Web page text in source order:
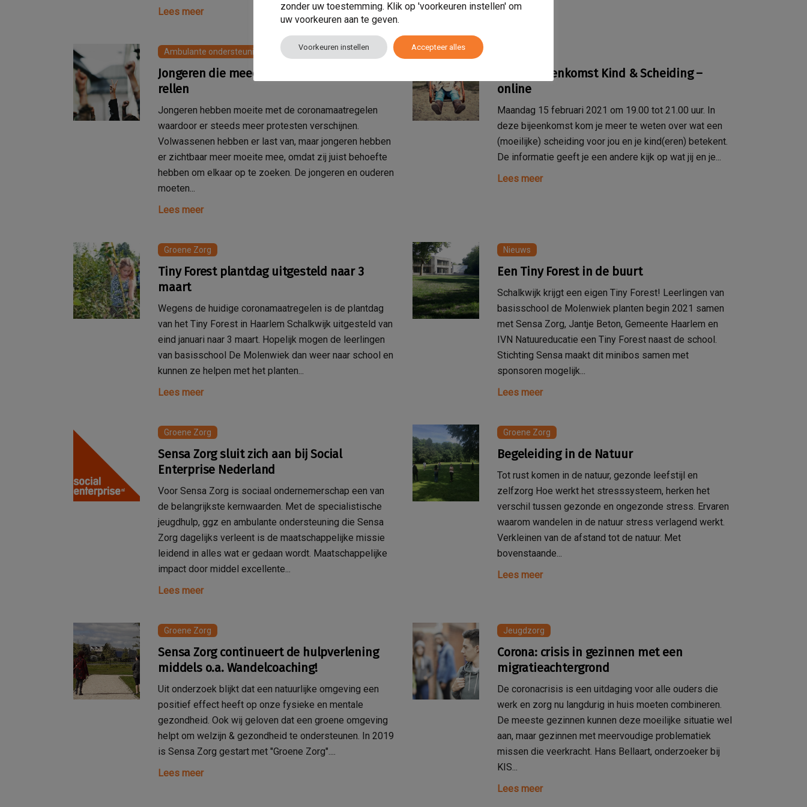
Lees meer
Ambulante ondersteuning jeugd
Jongeren die meedoen met de avondklok
rellen
Jongeren hebben moeite met de coronamaatregelen
waardoor er steeds meer protesten verschijnen.
Volwassenen hebben er last van, maar jongeren hebben
er zichtbaar meer moeite mee, omdat zij juist behoefte
hebben om elkaar op te zoeken. De jongeren en ouderen
moeten...
Lees meer
Ouderbijeenkomst Kind & Scheiding –
online
Maandag 15 februari 2021 om 19.00 tot 21.00 uur. In
deze bijeenkomst kom je meer te weten over wat een
(moeilijke) scheiding voor jou en je kind(eren) betekent.
De informatie geeft je een andere kijk op wat jij en je...
Lees meer
Groene Zorg
Tiny Forest plantdag uitgesteld naar 3
maart
Wegens de huidige coronamaatregelen is de plantdag
van het Tiny Forest in Haarlem Schalkwijk uitgesteld van
eind januari naar 3 maart. Hopelijk mogen de leerlingen
van basisschool De Molenwiek dan weer naar school en
kunnen ze helpen met het planten...
Lees meer
Nieuws
Een Tiny Forest in de buurt
Schalkwijk krijgt een eigen Tiny Forest! Leerlingen van
basisschool de Molenwiek planten begin 2021 samen
met Sensa Zorg, Jantje Beton, Gemeente Haarlem en
IVN Natuureducatie een Tiny Forest naast de school.
Stichting Sensa maakt dit minibos samen met
sponsoren mogelijk...
Lees meer
Groene Zorg
Sensa Zorg sluit zich aan bij Social
Enterprise Nederland
Voor Sensa Zorg is sociaal ondernemerschap een van
de belangrijkste kernwaarden. Met de specialistische
jeugdhulp, ggz en ambulante ondersteuning die Sensa
Zorg dagelijks verleent is de maatschappelijke missie
leidend in alles wat er gedaan wordt. Maatschappelijke
impact door middel excellente...
Lees meer
Groene Zorg
Begeleiding in de Natuur
Tot rust komen in de natuur, gezonde leefstijl en
zelfzorg Hoe werkt het stresssysteem, herken het
verschil tussen gezonde en ongezonde stress. Ervaren
waarom wandelen in de natuur stress verlagend werkt.
Verkleinen van de afstand tot de natuur. Met
bovenstaande...
Lees meer
Groene Zorg
Sensa Zorg continueert de hulpverlening
middels o.a. Wandelcoaching!
Uit onderzoek blijkt dat een natuurlijke omgeving een
positief effect heeft op onze fysieke en mentale
gezondheid. Ook wij geloven dat een groene omgeving
helpt om welzijn & gezondheid te ondersteunen. In 2019
is Sensa Zorg gestart met "Groene Zorg"....
Lees meer
Jeugdzorg
Corona: crisis in gezinnen met een
migratieachtergrond
De coronacrisis is een uitdaging voor alle ouders die
werk en zorg nu langdurig in huis moeten combineren.
De meeste gezinnen kunnen deze moeilijke situatie wel
aan, maar gezinnen met meervoudige problematiek
missen die veerkracht. Hans Bellaart, onderzoeker bij
KIS...
Lees meer
zonder uw toestemming. Klik op 'voorkeuren instellen' om
uw voorkeuren aan te geven.
Voorkeuren instellen Accepteer alles